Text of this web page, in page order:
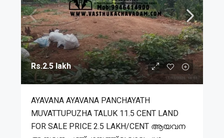
Rs.2.5 lakh
AYAVANA AYAVANA PANCHAYATH
MUVATTUPUZHA TALUK 11.5 CENT LAND
FOR SALE PRICE 2.5 LAKH/CENT ആയവന